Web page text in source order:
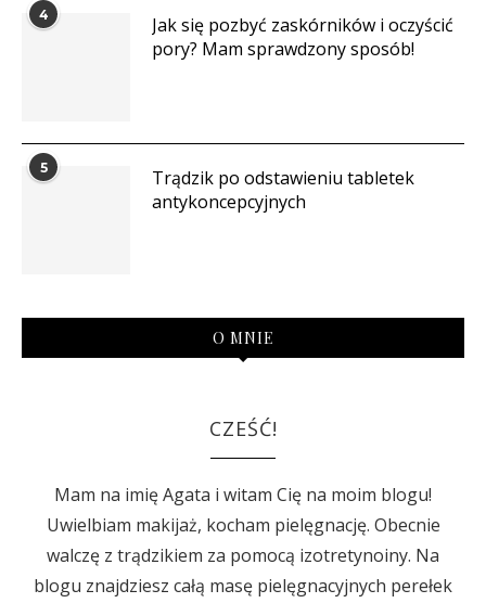
4
Jak się pozbyć zaskórników i oczyścić
pory? Mam sprawdzony sposób!
5
Trądzik po odstawieniu tabletek
antykoncepcyjnych
O MNIE
CZEŚĆ!
Mam na imię Agata i witam Cię na moim blogu!
Uwielbiam makijaż, kocham pielęgnację. Obecnie
walczę z trądzikiem za pomocą izotretynoiny. Na
blogu znajdziesz całą masę pielęgnacyjnych perełek